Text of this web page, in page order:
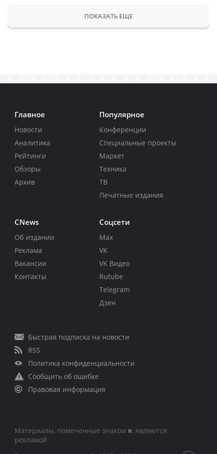
ПОКАЗАТЬ ЕЩЕ
Главное
Новости
Аналитика
Рейтинги
Обзоры
Архив
Популярное
Конференции
Специальные проекты
Маркет
Техника
ТВ
Печатные издания
CNews
Об издании
Реклама
Вакансии
Контакты
Соцсети
Max
VK
VK Видео
Rutube
Telegram
Дзен
Быстрая подписка на новости
RSS
Политика конфиденциальности
Сообщить об ошибке
Правовая информация
Материалы, помеченные знаком ■, являются
рекламой